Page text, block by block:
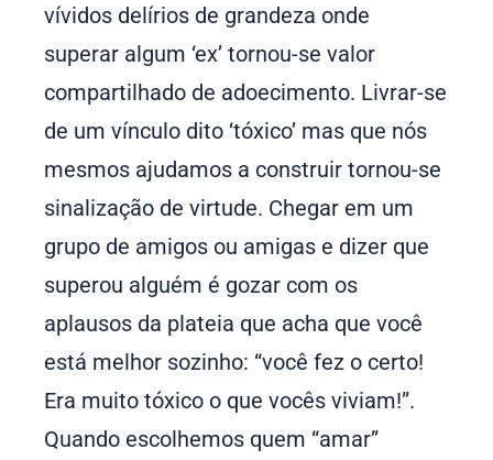
vívidos delírios de grandeza onde
superar algum ‘ex’ tornou-se valor
compartilhado de adoecimento. Livrar-se
de um vínculo dito ‘tóxico’ mas que nós
mesmos ajudamos a construir tornou-se
sinalização de virtude. Chegar em um
grupo de amigos ou amigas e dizer que
superou alguém é gozar com os
aplausos da plateia que acha que você
está melhor sozinho: “você fez o certo!
Era muito tóxico o que vocês viviam!”.
Quando escolhemos quem “amar”